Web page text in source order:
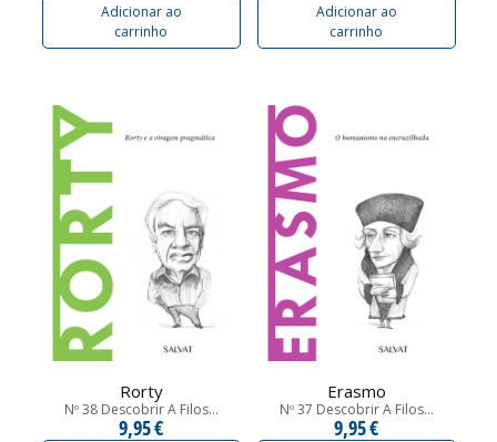
Adicionar ao
carrinho
Adicionar ao
carrinho
Rorty
Nº 38 Descobrir A Filos...
9,95 €
Erasmo
Nº 37 Descobrir A Filos...
9,95 €